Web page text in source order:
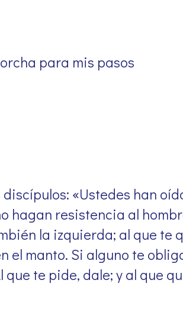
para mis pasos
«Ustedes han
hagan resistencia al
la izquierda; al que te
manto. Si alguno te
te pide, dale; y al que